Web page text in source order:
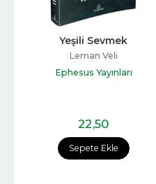
Sepete Ekle
Yeşili Sevmek
Leman Veli
Ephesus Yayınları
22,50